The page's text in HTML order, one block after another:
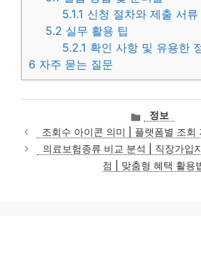
5.1.1 신청 절차와 제출 서류
5.2 실무 활용 팁
5.2.1 확인 사항 및 유용한
6 자주 묻는 질문
카
테
고
리
정보
조회수 아이콘 의미 | 플랫폼별 조회
의료보험종류 비교 분석 | 직장가입
점 | 맞춤형 혜택 활용